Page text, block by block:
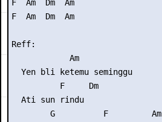
F  Am  Dm  Am
F  Am  Dm  Am
Reff:
            Am
  Yen bli ketemu seminggu
          F     Dm
  Ati sun rindu
        G          F         Am